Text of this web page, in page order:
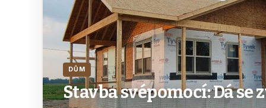
DŮM
Stavba svépomocí: Dá se